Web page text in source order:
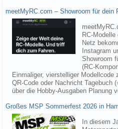
meetMyRC.com – Showroom für dein
RC-
Netz
Instagram
Showroom
(RC-
Einmaliger, vierstelliger Modellcode
QR-Code oder Nachricht Tagebuch
über die Hobby-Ausgaben Planung
Großes MSP Sommerfest 2026 in
In diesem